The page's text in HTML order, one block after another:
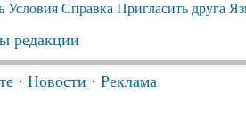
Условия Справка Пригласить друга
редакции
· Новости · Реклама